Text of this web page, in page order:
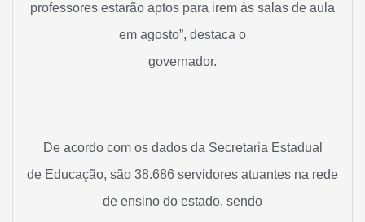
professores estarão aptos para irem às salas de aula
em agosto”, destaca o
governador.
De acordo com os dados da Secretaria Estadual
de Educação, são 38.686 servidores atuantes na rede
de ensino do estado, sendo